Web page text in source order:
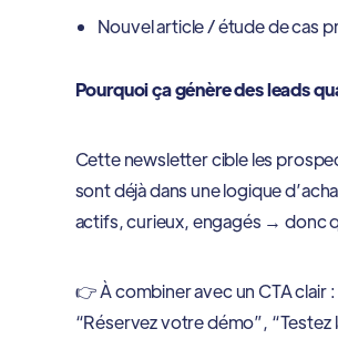
Nouvel article / étude de cas
Pourquoi ça génère des leads
Cette newsletter cible les
sont déjà dans une logique
actifs, curieux, engagés → donc
👉 À combiner avec un CTA clair :
“Réservez votre démo”, “Testez